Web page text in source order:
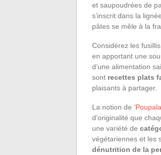
et saupoudrées de
s’inscrit dans la
pâtes se mêle à la
Considérez les
en apportant une
d’une alimentation
sont recettes plats
plaisants à partager.
La notion de ‘Poupala
d’originalité que
une variété de
végétariennes et les
dénutrition de la